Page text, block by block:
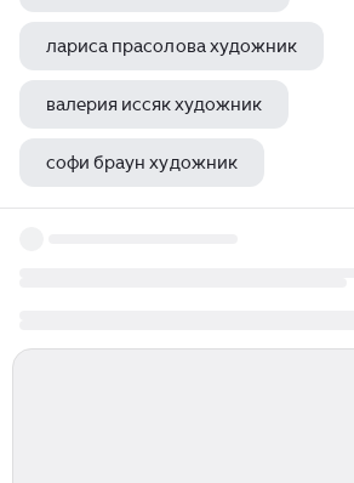
лариса прасолова художник
валерия иссяк художник
софи браун художник